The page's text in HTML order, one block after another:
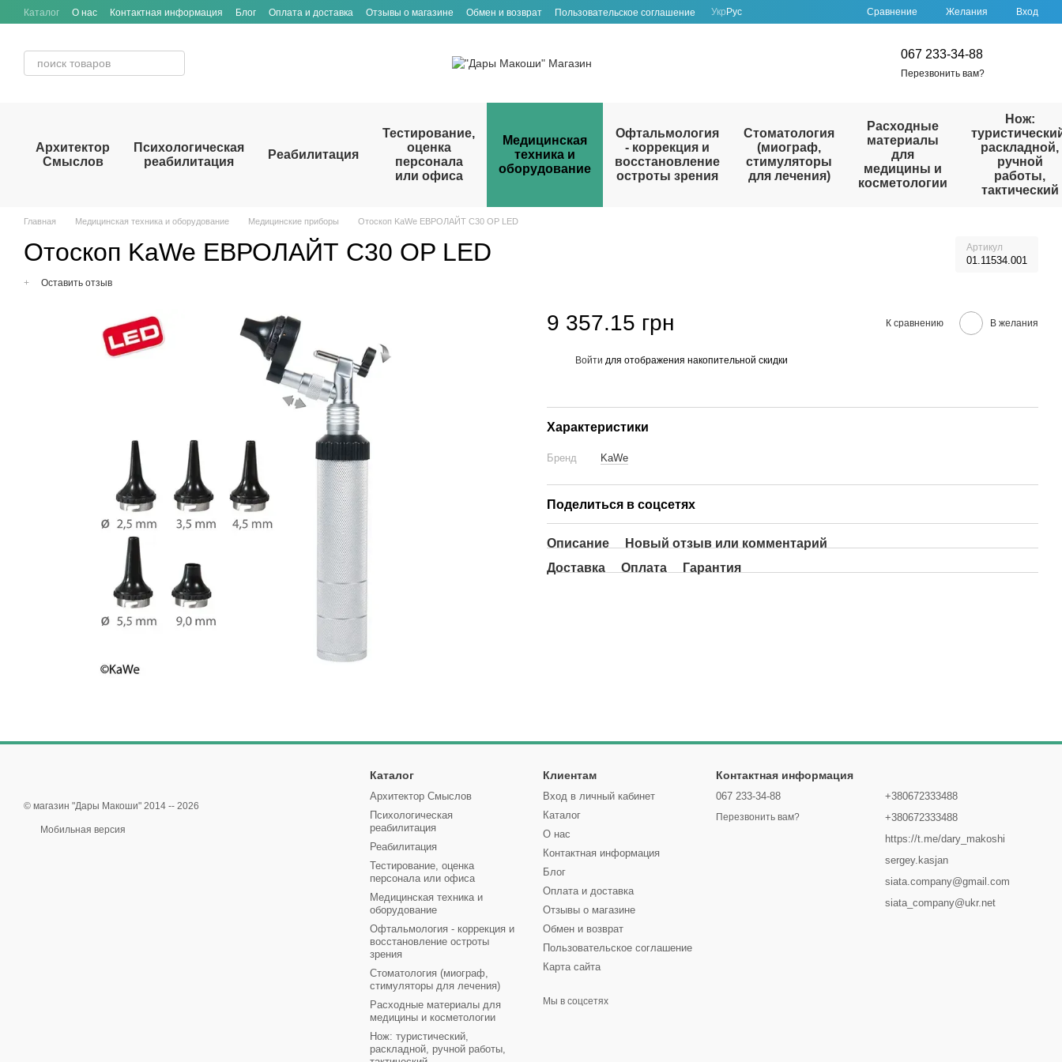
Перейти к основному контенту
Каталог О нас Контактная информация Блог Оплата и доставка Отзывы о магазине Обмен и возврат Пользовательское соглашение Укр Рус Сравнение Желания Вход
067 233-34-88
Перезвонить вам?
Архитектор
Смыслов
Психологическая
реабилитация
Реабилитация
Тестирование,
оценка
персонала
или офиса
Медицинская
техника и
оборудование
Офтальмология
- коррекция и
восстановление
остроты зрения
Стоматология
(миограф,
стимуляторы
для лечения)
Расходные
материалы
для
медицины и
косметологии
Нож:
раскладной,
ручной
работы,
тактический
Главная Медицинская техника и оборудование Медицинские приборы Отоскоп KaWe ЕВРОЛАЙТ C30 OP LED
Отоскоп KaWe ЕВРОЛАЙТ C30 OP LED Артикул
01.11534.001
+ Оставить отзыв
9 357.15 грн К сравнению В желания
Войти для отображения накопительной скидки
Характеристики
Бренд KaWe
Поделиться в соцсетях
Описание
Новый отзыв или комментарий
Доставка
Оплата Гарантия
© магазин "Дары Макоши" 2014 -- 2026
Мобильная версия
Каталог
Архитектор Смыслов
Психологическая
реабилитация
Реабилитация
Тестирование, оценка
персонала или офиса
Медицинская техника и
оборудование
Офтальмология - коррекция и
восстановление остроты
зрения
Стоматология (миограф,
стимуляторы для лечения)
Расходные материалы для
медицины и косметологии
Нож: туристический,
раскладной, ручной работы,
Клиентам
Вход в личный кабинет
Каталог
О нас
Контактная информация
Блог
Оплата и доставка
Отзывы о магазине
Обмен и возврат
Пользовательское соглашение
Карта сайта
Мы в соцсетях
Контактная информация
067 233-34-88
Перезвонить вам?
+380672333488
+380672333488
https://t.me/dary_makoshi
sergey.kasjan
siata.company@gmail.com
siata_company@ukr.net